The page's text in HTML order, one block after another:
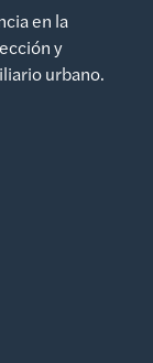
en la
y
urbano.